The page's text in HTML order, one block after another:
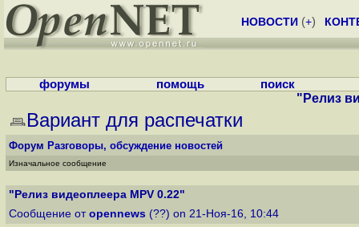
НОВОСТИ (+)
форумы помощь поиск
"Релиз
Вариант для распечатки
Форум Разговоры, обсуждение новостей
Изначальное сообщение
"Релиз видеоплеера MPV 0.22"
Сообщение от opennews (??) on 21-Ноя-16, 10:44